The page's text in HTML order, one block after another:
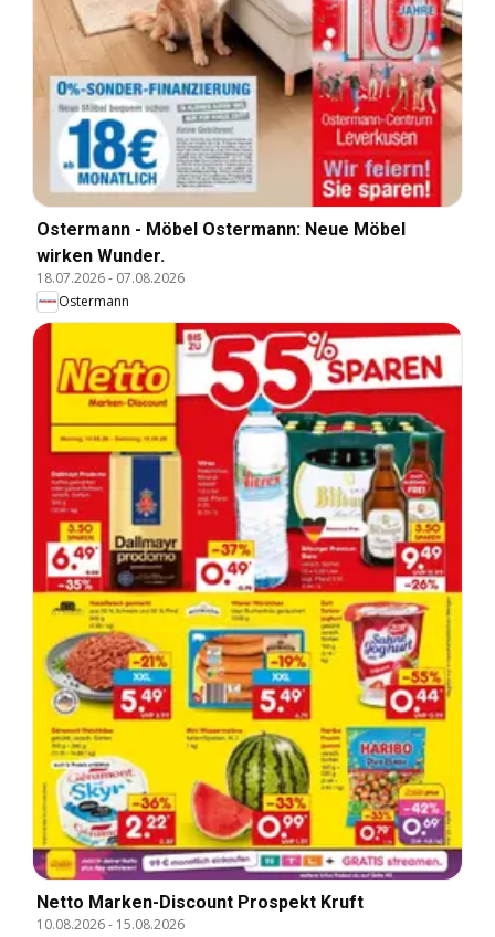
Ostermann - Möbel Ostermann: Neue Möbel
wirken Wunder.
18.07.2026- 07.08.2026
Ostermann
Netto Marken-Discount Prospekt Kruft
10.08.2026- 15.08.2026